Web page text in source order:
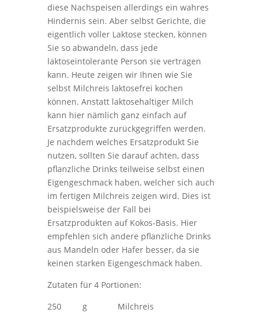
diese Nachspeisen allerdings ein wahres
Hindernis sein. Aber selbst Gerichte, die
eigentlich voller Laktose stecken, können
Sie so abwandeln, dass jede
laktoseintolerante Person sie vertragen
kann. Heute zeigen wir Ihnen wie Sie
selbst Milchreis laktosefrei kochen
können. Anstatt laktosehaltiger Milch
kann hier nämlich ganz einfach auf
Ersatzprodukte zurückgegriffen werden.
Je nachdem welches Ersatzprodukt Sie
nutzen, sollten Sie darauf achten, dass
pflanzliche Drinks teilweise selbst einen
Eigengeschmack haben, welcher sich auch
im fertigen Milchreis zeigen wird. Dies ist
beispielsweise der Fall bei
Ersatzprodukten auf Kokos-Basis. Hier
empfehlen sich andere pflanzliche Drinks
aus Mandeln oder Hafer besser, da sie
keinen starken Eigengeschmack haben.
Zutaten für 4 Portionen:
250 g Milchreis